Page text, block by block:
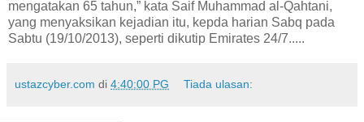
mengatakan 65 tahun,” kata Saif Muhammad al-Qahtani,
yang menyaksikan kejadian itu, kepda harian Sabq pada
Sabtu (19/10/2013), seperti dikutip Emirates 24/7.....
ustazcyber.com di 4:40:00 PG Tiada ulasan: